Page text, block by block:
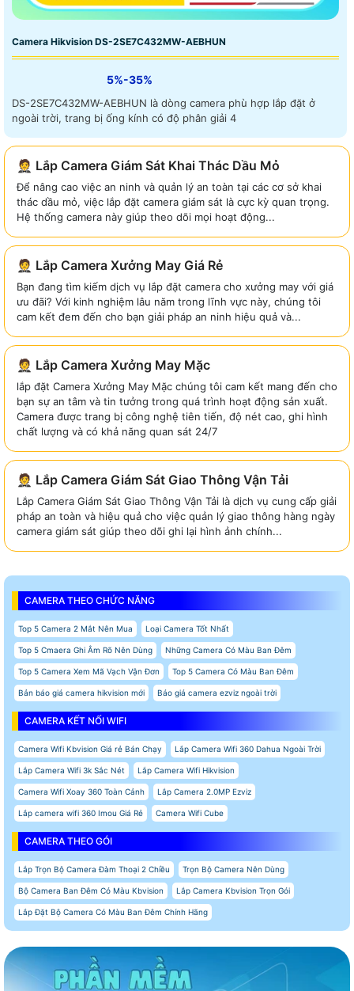
Camera Hikvision DS-2SE7C432MW-AEBHUN
5%-35%
DS-2SE7C432MW-AEBHUN là dòng camera phù hợp lắp đặt ở
ngoài trời, trang bị ống kính có độ phân giải 4
🤵 Lắp Camera Giám Sát Khai Thác Dầu Mỏ
Để nâng cao việc an ninh và quản lý an toàn tại các cơ sở khai
thác dầu mỏ, việc lắp đặt camera giám sát là cực kỳ quan trọng.
Hệ thống camera này giúp theo dõi mọi hoạt động...
🤵 Lắp Camera Xưởng May Giá Rẻ
Bạn đang tìm kiếm dịch vụ lắp đặt camera cho xưởng may với giá
ưu đãi? Với kinh nghiệm lâu năm trong lĩnh vực này, chúng tôi
cam kết đem đến cho bạn giải pháp an ninh hiệu quả và...
🤵 Lắp Camera Xưởng May Mặc
lắp đặt Camera Xưởng May Mặc chúng tôi cam kết mang đến cho
bạn sự an tâm và tin tưởng trong quá trình hoạt động sản xuất.
Camera được trang bị công nghệ tiên tiến, độ nét cao, ghi hình
chất lượng và có khả năng quan sát 24/7
🤵 Lắp Camera Giám Sát Giao Thông Vận Tải
Lắp Camera Giám Sát Giao Thông Vận Tải là dịch vụ cung cấp giải
pháp an toàn và hiệu quả cho việc quản lý giao thông hàng ngày
camera giám sát giúp theo dõi ghi lại hình ảnh chính...
CAMERA THEO CHỨC NĂNG
Top 5 Camera 2 Mắt Nên Mua Loại Camera Tốt Nhất
Top 5 Cmaera Ghi Âm Rõ Nên Dùng Những Camera Có Màu Ban Đêm
Top 5 Camera Xem Mã Vạch Vận Đơn Top 5 Camera Có Màu Ban Đêm
Bản báo giá camera hikvision mới Báo giá camera ezviz ngoài trời
CAMERA KẾT NỐI WIFI
Camera Wifi Kbvision Giá rẻ Bán Chạy Lắp Camera Wifi 360 Dahua Ngoài Trời
Lắp Camera Wifi 3k Sắc Nét Lắp Camera Wifi Hikvision
Camera Wifi Xoay 360 Toàn Cảnh Lắp Camera 2.0MP Ezviz
Lắp camera wifi 360 Imou Giá Rẻ Camera Wifi Cube
CAMERA THEO GÓI
Lắp Trọn Bộ Camera Đàm Thoại 2 Chiều Trọn Bộ Camera Nên Dùng
Bộ Camera Ban Đêm Có Màu Kbvision Lắp Camera Kbvision Trọn Gói
Lắp Đặt Bộ Camera Có Màu Ban Đêm Chính Hãng